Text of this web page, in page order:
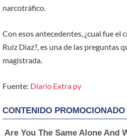
narcotráfico.
Con esos antecedentes, ¿cual fue el
Ruiz Diaz?, es una de las preguntas
magistrada.
Fuente: Diario Extra py